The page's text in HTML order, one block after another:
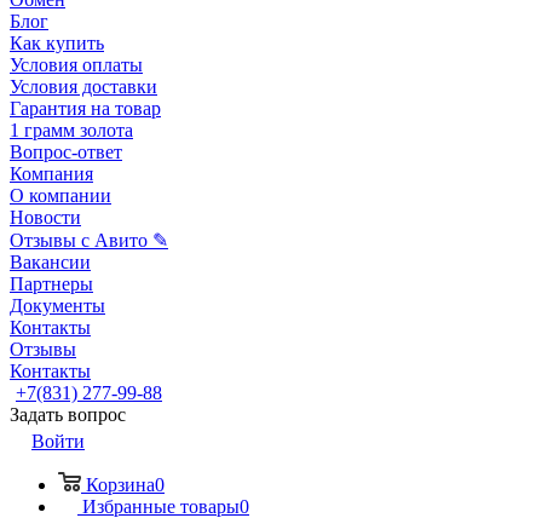
Блог
Как купить
Условия оплаты
Условия доставки
Гарантия на товар
1 грамм золота
Вопрос-ответ
Компания
О компании
Новости
Отзывы с Авито ✎
Вакансии
Партнеры
Документы
Контакты
Отзывы
Контакты
+7(831) 277-99-88
Задать вопрос
Войти
Корзина0
Избранные товары0